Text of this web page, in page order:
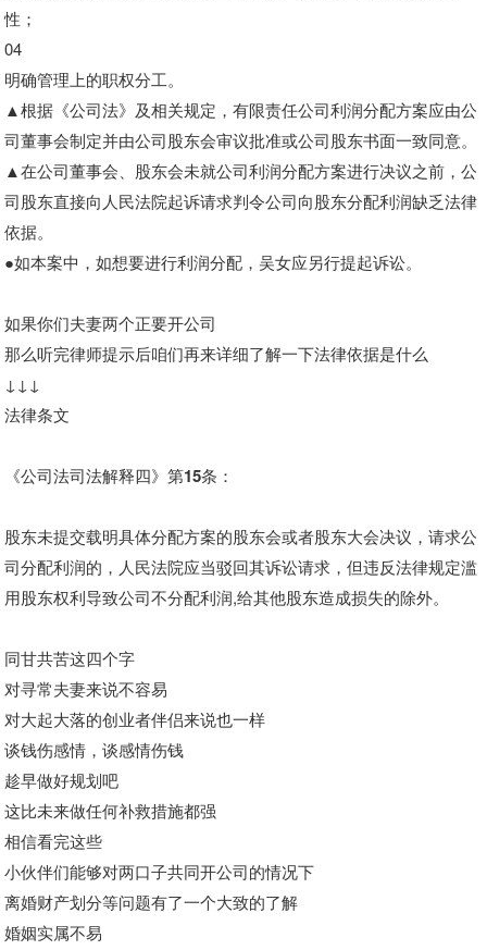
性；
04
明确管理上的职权分工。
▲根据《公司法》及相关规定，有限责任公司利润分配方案应由公
司董事会制定并由公司股东会审议批准或公司股东书面一致同意。
▲在公司董事会、股东会未就公司利润分配方案进行决议之前，公
司股东直接向人民法院起诉请求判令公司向股东分配利润缺乏法律
依据。
●如本案中，如想要进行利润分配，吴女应另行提起诉讼。
如果你们夫妻两个正要开公司
那么听完律师提示后咱们再来详细了解一下法律依据是什么
↓↓↓
法律条文
《公司法司法解释四》第15条：
股东未提交载明具体分配方案的股东会或者股东大会决议，请求公
司分配利润的，人民法院应当驳回其诉讼请求，但违反法律规定滥
用股东权利导致公司不分配利润,给其他股东造成损失的除外。
同甘共苦这四个字
对寻常夫妻来说不容易
对大起大落的创业者伴侣来说也一样
谈钱伤感情，谈感情伤钱
趁早做好规划吧
这比未来做任何补救措施都强
相信看完这些
小伙伴们能够对两口子共同开公司的情况下
离婚财产划分等问题有了一个大致的了解
婚姻实属不易